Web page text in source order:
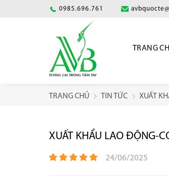
0985.696.761
TRANG
TRANG CHỦ TIN TỨC XUẤT
XUẤT KHẨU LAO ĐỘNG-
24/06/2025